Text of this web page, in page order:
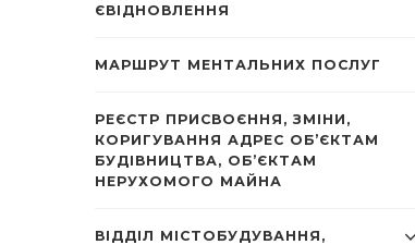
ЄВІДНОВЛЕННЯ
МАРШРУТ МЕНТАЛЬНИХ ПОСЛУГ
РЕЄСТР ПРИСВОЄННЯ, ЗМІНИ,
КОРИГУВАННЯ АДРЕС ОБ’ЄКТАМ
БУДІВНИЦТВА, ОБ’ЄКТАМ
НЕРУХОМОГО МАЙНА
ВІДДІЛ МІСТОБУДУВАННЯ,